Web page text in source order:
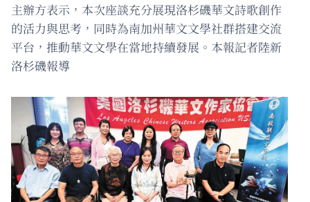
主辦方表示，本次座談充分展現洛杉磯華文詩歌創作
的活力與思考，同時為南加州華文文學社群搭建交流
平台，推動華文文學在當地持續發展。本報記者陸新
洛杉磯報導